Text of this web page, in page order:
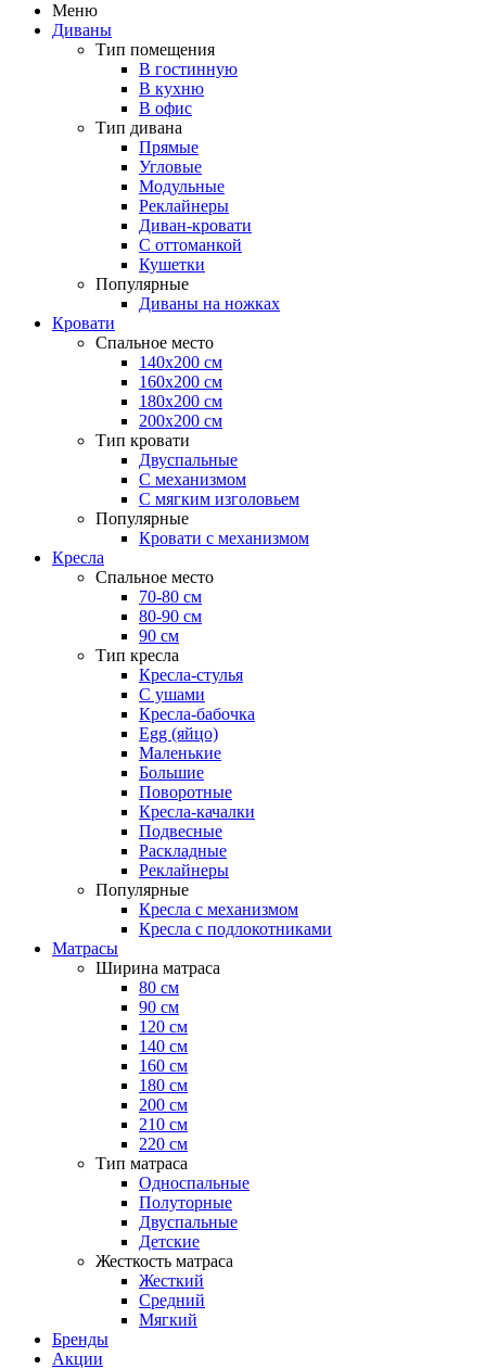
Меню
Диваны
Тип помещения
В гостинную
В кухню
В офис
Тип дивана
Прямые
Угловые
Модульные
Реклайнеры
Диван-кровати
С оттоманкой
Кушетки
Популярные
Диваны на ножках
Кровати
Спальное место
140х200 см
160х200 см
180х200 см
200х200 см
Тип кровати
Двуспальные
С механизмом
С мягким изголовьем
Популярные
Кровати с механизмом
Кресла
Спальное место
70-80 см
80-90 см
90 см
Тип кресла
Кресла-стулья
С ушами
Кресла-бабочка
Egg (яйцо)
Маленькие
Большие
Поворотные
Кресла-качалки
Подвесные
Раскладные
Реклайнеры
Популярные
Кресла с механизмом
Кресла с подлокотниками
Матрасы
Ширина матраса
80 см
90 см
120 см
140 см
160 см
180 см
200 см
210 см
220 см
Тип матраса
Односпальные
Полуторные
Двуспальные
Детские
Жесткость матраса
Жесткий
Средний
Мягкий
Бренды
Акции